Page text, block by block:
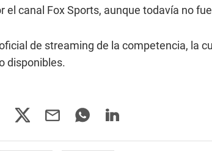
canal Fox Sports, aunque todavía no
de streaming de la competencia, la
disponibles.